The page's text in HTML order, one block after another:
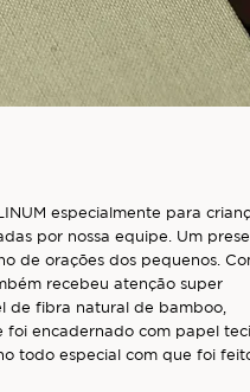
especialmente para
por nossa equipe. Um
de orações dos pequenos.
recebeu atenção super
de fibra natural de bamboo,
foi encadernado com papel
todo especial com que foi